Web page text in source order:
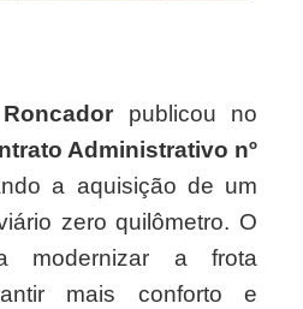
publicou no
Administrativo nº
a aquisição de um
zero quilômetro. O
modernizar a frota
mais conforto e